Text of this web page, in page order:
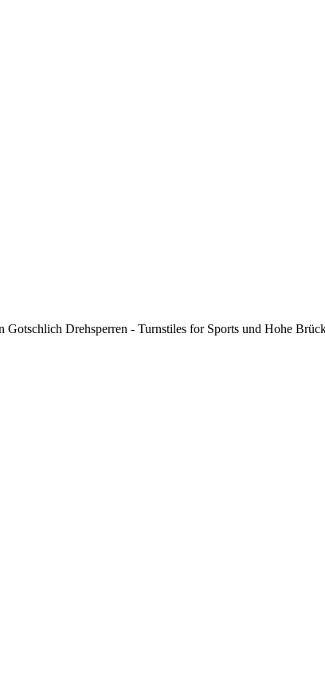
Gotschlich Drehsperren - Turnstiles for Sports und Hohe